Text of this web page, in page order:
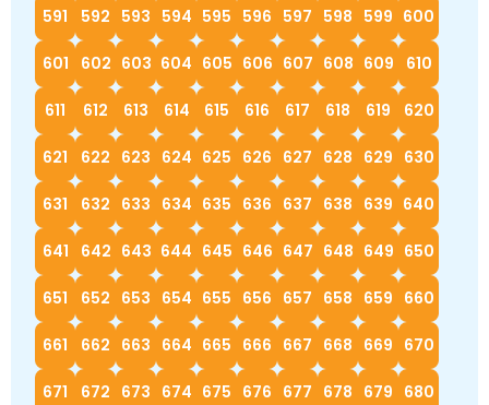
591 592 593 594 595 596 597 598 599 600
601 602 603 604 605 606 607 608 609 610
611 612 613 614 615 616 617 618 619 620
621 622 623 624 625 626 627 628 629 630
631 632 633 634 635 636 637 638 639 640
641 642 643 644 645 646 647 648 649 650
651 652 653 654 655 656 657 658 659 660
661 662 663 664 665 666 667 668 669 670
671 672 673 674 675 676 677 678 679 680